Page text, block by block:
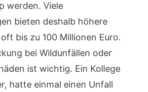
werden. Viele
bieten deshalb höhere
bis zu 100 Millionen Euro.
bei Wildunfällen oder
ist wichtig. Ein Kollege
hatte einmal einen Unfall